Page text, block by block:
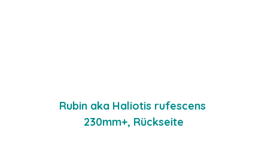
Rubin aka Haliotis rufescens
230mm+, Rückseite